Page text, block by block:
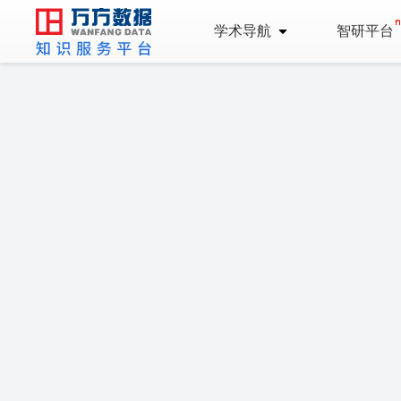
学术导航 智研平台